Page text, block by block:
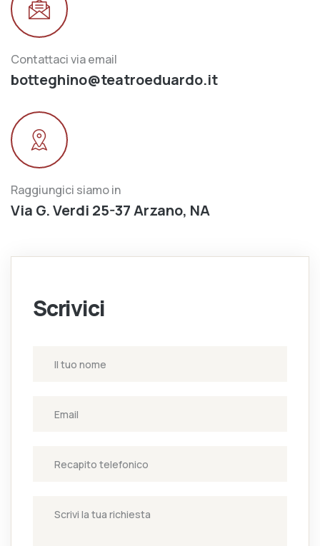
Contattaci via email
botteghino@teatroeduardo.it
Raggiungici siamo in
Via G. Verdi 25-37 Arzano, NA
Scrivici